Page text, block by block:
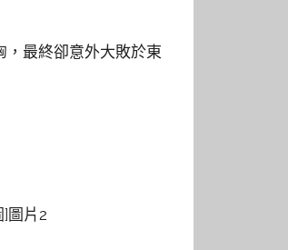
，最終卻意外大敗於東